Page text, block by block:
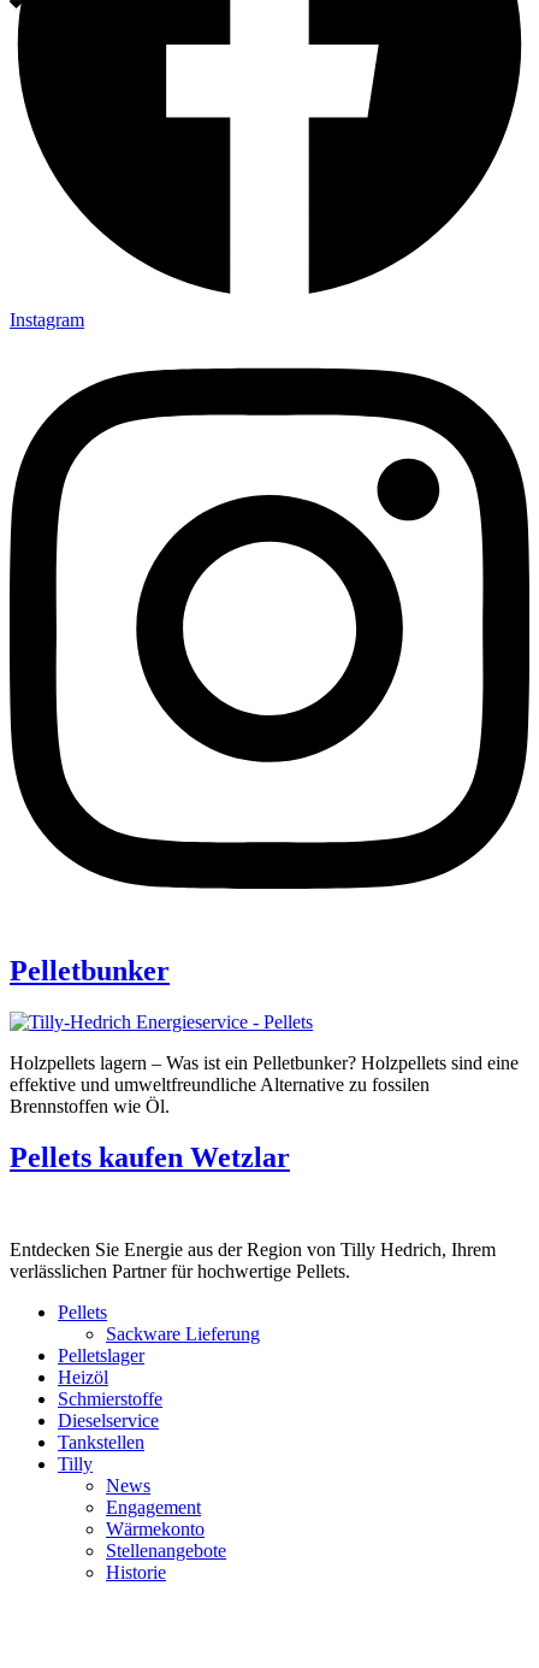
Instagram
Pelletbunker
Holzpellets lagern – Was ist ein Pelletbunker? Holzpellets sind eine
effektive und umweltfreundliche Alternative zu fossilen
Brennstoffen wie Öl.
Pellets kaufen Wetzlar
Entdecken Sie Energie aus der Region von Tilly Hedrich, Ihrem
verlässlichen Partner für hochwertige Pellets.
Pellets
Sackware Lieferung
Pelletslager
Heizöl
Schmierstoffe
Dieselservice
Tankstellen
Tilly
News
Engagement
Wärmekonto
Stellenangebote
Historie